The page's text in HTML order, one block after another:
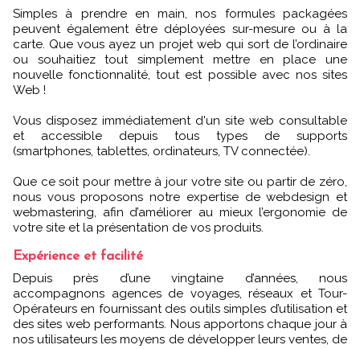
Simples à prendre en main, nos formules packagées
peuvent également être déployées sur-mesure ou à la
carte. Que vous ayez un projet web qui sort de l’ordinaire
ou souhaitiez tout simplement mettre en place une
nouvelle fonctionnalité, tout est possible avec nos sites
Web !
Vous disposez immédiatement d'un site web consultable
et accessible depuis tous types de supports
(smartphones, tablettes, ordinateurs, TV connectée).
Que ce soit pour mettre à jour votre site ou partir de zéro,
nous vous proposons notre expertise de webdesign et
webmastering, afin d’améliorer au mieux l’ergonomie de
votre site et la présentation de vos produits.
Expérience et facilité
Depuis près d’une vingtaine d’années, nous
accompagnons agences de voyages, réseaux et Tour-
Opérateurs en fournissant des outils simples d’utilisation et
des sites web performants. Nous apportons chaque jour à
nos utilisateurs les moyens de développer leurs ventes, de